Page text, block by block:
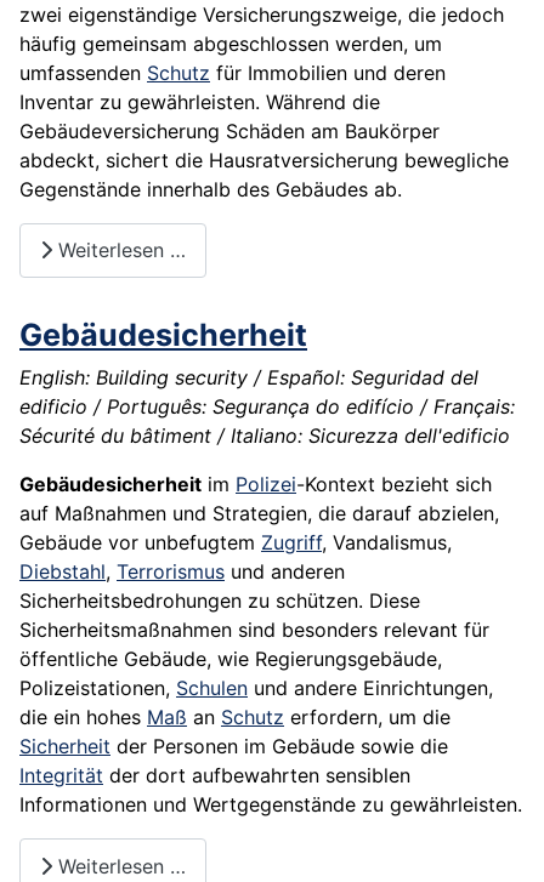
zwei eigenständige Versicherungszweige, die jedoch
häufig gemeinsam abgeschlossen werden, um
umfassenden Schutz für Immobilien und deren
Inventar zu gewährleisten. Während die
Gebäudeversicherung Schäden am Baukörper
abdeckt, sichert die Hausratversicherung bewegliche
Gegenstände innerhalb des Gebäudes ab.
Weiterlesen …
Gebäudesicherheit
English: Building security / Español: Seguridad del
edificio / Português: Segurança do edifício / Français:
Sécurité du bâtiment / Italiano: Sicurezza dell'edificio
Gebäudesicherheit im Polizei-Kontext bezieht sich
auf Maßnahmen und Strategien, die darauf abzielen,
Gebäude vor unbefugtem Zugriff, Vandalismus,
Diebstahl, Terrorismus und anderen
Sicherheitsbedrohungen zu schützen. Diese
Sicherheitsmaßnahmen sind besonders relevant für
öffentliche Gebäude, wie Regierungsgebäude,
Polizeistationen, Schulen und andere Einrichtungen,
die ein hohes Maß an Schutz erfordern, um die
Sicherheit der Personen im Gebäude sowie die
Integrität der dort aufbewahrten sensiblen
Informationen und Wertgegenstände zu gewährleisten.
Weiterlesen …